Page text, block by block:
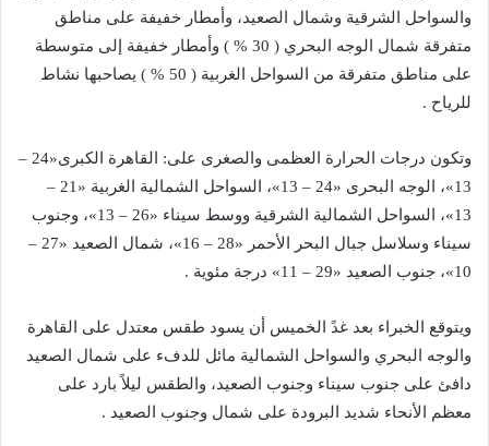
والسواحل الشرقية وشمال الصعيد، وأمطار خفيفة على مناطق
متفرقة شمال الوجه البحري ( 30 % ) وأمطار خفيفة إلى متوسطة
على مناطق متفرقة من السواحل الغربية ( 50 % ) يصاحبها نشاط
للرياح .
وتكون درجات الحرارة العظمى والصغرى على: القاهرة الكبرى«24 –
13»، الوجه البحرى «24 – 13»، السواحل الشمالية الغربية «21 –
13»، السواحل الشمالية الشرقية ووسط سيناء «26 – 13»، وجنوب
سيناء وسلاسل جبال البحر الأحمر «28 – 16»، شمال الصعيد «27 –
10»، جنوب الصعيد «29 – 11» درجة مئوية .
ويتوقع الخبراء بعد غدً الخميس أن يسود طقس معتدل على القاهرة
والوجه البحري والسواحل الشمالية مائل للدفء على شمال الصعيد
دافئ على جنوب سيناء وجنوب الصعيد، والطقس ليلاً بارد على
معظم الأنحاء شديد البرودة على شمال وجنوب الصعيد .